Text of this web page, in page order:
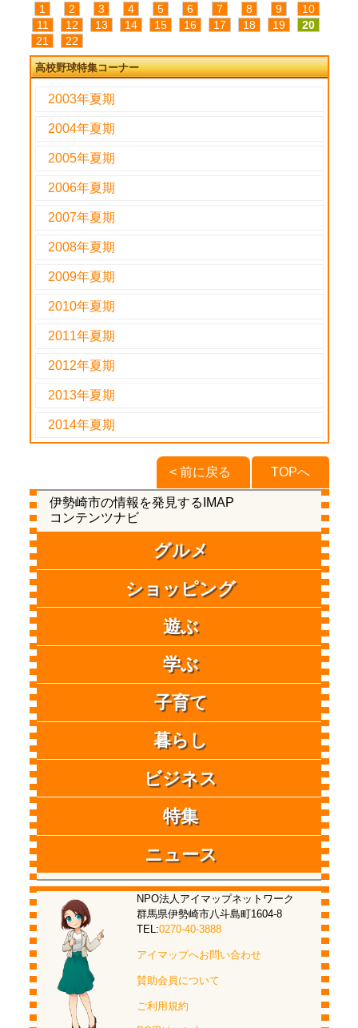
1 2 3 4 5 6 7 8 9
10
11
12 13 14 15 16 17 18 19
20
21
22
高校野球特集コーナー
2003年夏期
2004年夏期
2005年夏期
2006年夏期
2007年夏期
2008年夏期
2009年夏期
2010年夏期
2011年夏期
2012年夏期
2013年夏期
2014年夏期
TOPへ
< 前に戻る
伊勢崎市の情報を発見するIMAP
コンテンツナビ
グルメ
ショッピング
遊ぶ
学ぶ
子育て
暮らし
ビジネス
特集
ニュース
NPO法人アイマップネットワーク
群馬県伊勢崎市八斗島町1604-8
TEL:0270-40-3888
アイマップへお問い合わせ
賛助会員について
ご利用規約